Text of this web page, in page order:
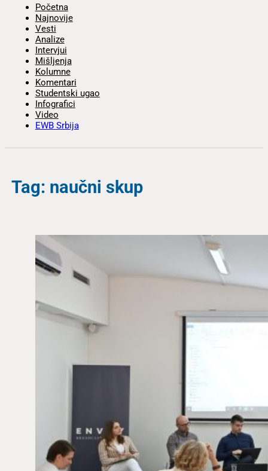
Početna
Najnovije
Vesti
Analize
Intervjui
Mišljenja
Kolumne
Komentari
Studentski ugao
Infografici
Video
EWB Srbija
Tag: naučni skup